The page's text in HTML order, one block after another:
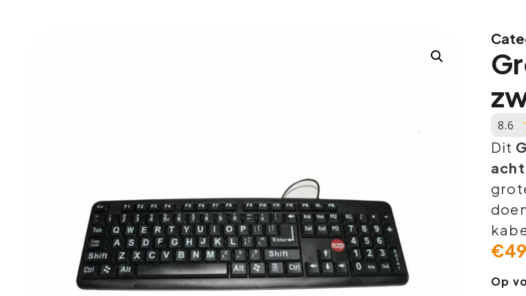
8.6
Dit
€
Op